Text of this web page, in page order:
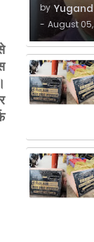
by
- August